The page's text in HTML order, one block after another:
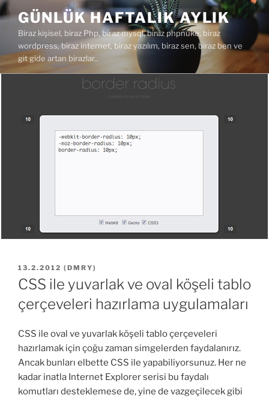
İçeriğe
geç
GÜNLÜK HAFTALIK AYLIK
Biraz kişisel, biraz Php, biraz mysql, biraz phpnuke, biraz
wordpress, biraz internet, biraz yazılım, biraz sen, biraz ben ve
git gide artan birazlar..
YAYIM
TARIHI
13.2.2012 ( DMRY)
CSS ile yuvarlak ve oval köşeli tablo
çerçeveleri hazırlama uygulamaları
CSS ile oval ve yuvarlak köşeli tablo çerçeveleri
hazırlamak için çoğu zaman simgelerden faydalanırız.
Ancak bunları elbette CSS ile yapabiliyorsunuz. Her ne
kadar inatla Internet Explorer serisi bu faydalı
komutları desteklemese de, yine de vazgeçilecek gibi